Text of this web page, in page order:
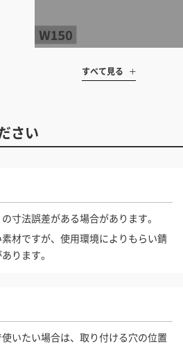
すべて見る
さい
寸法誤差がある場合があります。
材ですが、使用環境によりもらい錆
ります。
いたい場合は、取り付ける穴の位置